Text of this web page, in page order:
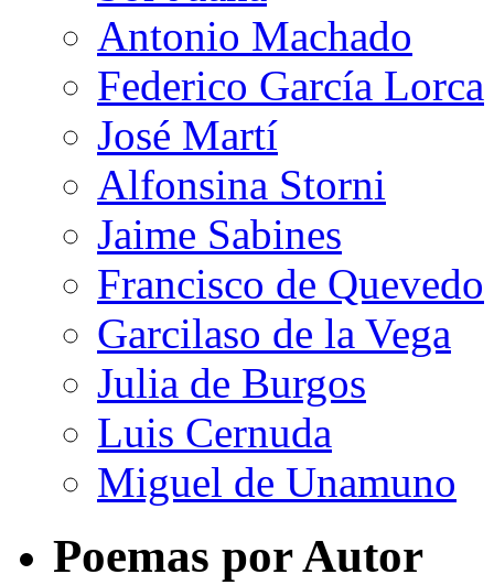
Antonio Machado
Federico García Lorca
José Martí
Alfonsina Storni
Jaime Sabines
Francisco de Quevedo
Garcilaso de la Vega
Julia de Burgos
Luis Cernuda
Miguel de Unamuno
Poemas por Autor